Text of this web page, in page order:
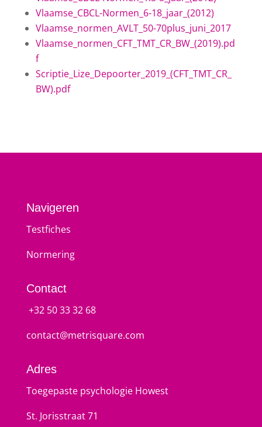
Vlaamse_CBCL-Normen_6-18_jaar_(2012)
Vlaamse_normen_AVLT_50-70plus_juni_2017
Vlaamse_normen_CFT_TMT_CR_BW_(2019).pd
f
Scriptie_Lize_Depoorter_2019_(CFT_TMT_CR_
BW).pdf
Navigeren
Testfiches
Normering
Contact
+32 50 33 32 68
contact@metrisquare.com
Adres
Toegepaste psychologie Howest
St. Jorisstraat 71